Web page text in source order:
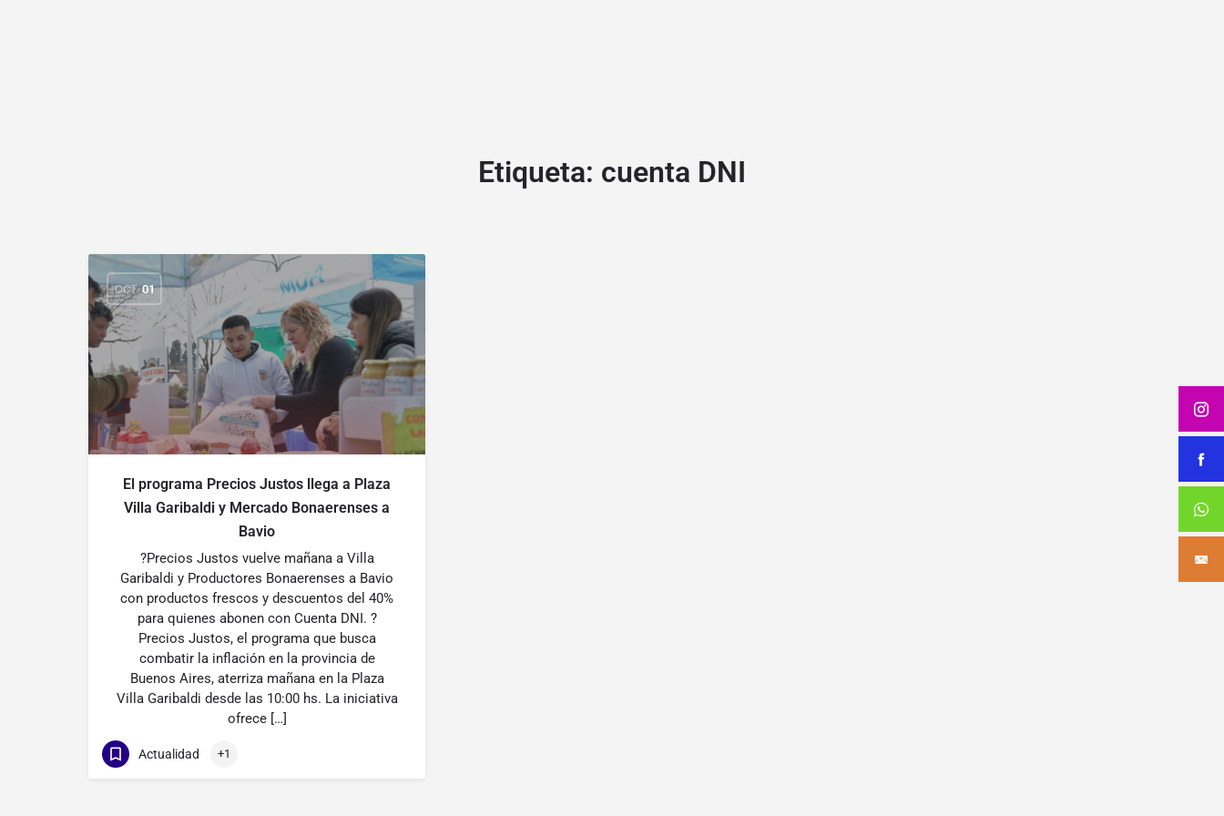
Etiqueta: cuenta DNI
OCT 01
El programa Precios Justos llega a Plaza
Villa Garibaldi y Mercado Bonaerenses a
Bavio
?Precios Justos vuelve mañana a Villa
Garibaldi y Productores Bonaerenses a Bavio
con productos frescos y descuentos del 40%
para quienes abonen con Cuenta DNI. ?
Precios Justos, el programa que busca
combatir la inflación en la provincia de
Buenos Aires, aterriza mañana en la Plaza
Villa Garibaldi desde las 10:00 hs. La iniciativa
ofrece […]
Actualidad +1